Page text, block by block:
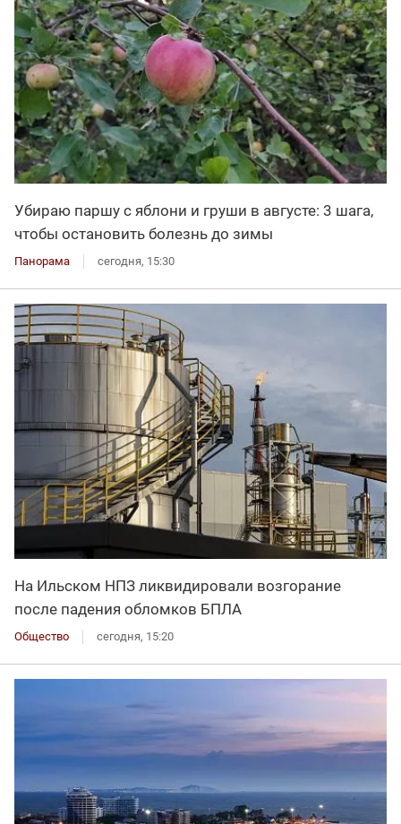
Убираю паршу с яблони и груши в августе: 3 шага,
чтобы остановить болезнь до зимы
Панорама сегодня, 15:30
На Ильском НПЗ ликвидировали возгорание
после падения обломков БПЛА
Общество сегодня, 15:20